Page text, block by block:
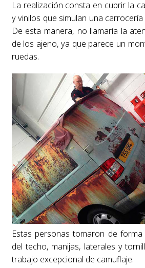
La realización consta en cubrir la
y vinilos que simulan una
De esta manera, no llamaría la
de los ajeno, ya que parece un
ruedas.
Estas personas tomaron de
del techo, manijas, laterales y
trabajo excepcional de camuflaje.